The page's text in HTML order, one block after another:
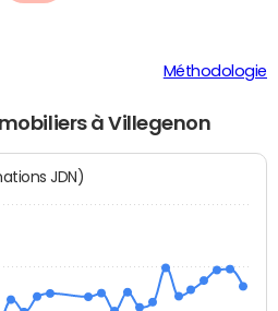
Méthodologie
à Villegenon
JDN)